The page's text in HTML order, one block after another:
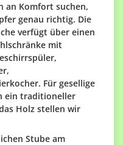
an Komfort suchen,
genau richtig. Die
verfügt über einen
mit
Für gesellige
ein traditioneller
Holz stellen wir
Stube am